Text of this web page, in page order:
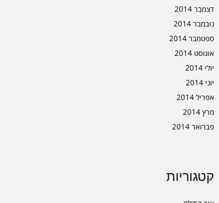
דצמבר 2014
נובמבר 2014
ספטמבר 2014
אוגוסט 2014
יולי 2014
יוני 2014
אפריל 2014
מרץ 2014
פברואר 2014
קטגוריות